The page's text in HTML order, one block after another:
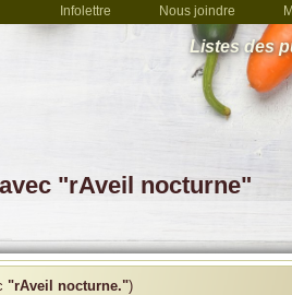
Infolettre Nous joindre
Listes des
"rAveil nocturne"
"rAveil nocturne.")